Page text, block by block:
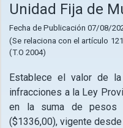
Unidad Fija de
Fecha de Publicación 07/08/
(Se relaciona con el artículo
(T.O 2004)
Establece el valor de
infracciones a la Ley
en la suma de pesos
($1336,00), vigente